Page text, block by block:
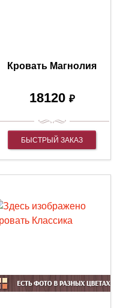
Кровать Магнолия
18120 ₽
БЫСТРЫЙ ЗАКАЗ